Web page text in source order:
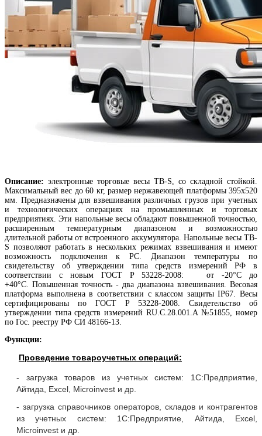
Описание: электронные торговые весы TB-S, со складной стойкой.
Максимальный вес до 60 кг, размер нержавеющей платформы 395х520
мм. Предназначены для взвешивания различных грузов при учетных
и технологических операциях на промышленных и торговых
предприятиях. Эти напольные весы обладают повышенной точностью,
расширенным температурным диапазоном и возможностью
длительной работы от встроенного аккумулятора. Напольные весы TB-
S позволяют работать в нескольких режимах взвешивания и имеют
возможность подключения к РС. Диапазон температуры по
свидетельству об утверждении типа средств измерений РФ в
соответствии с новым ГОСТ P 53228-2008: от -20°С до
+40°С. Повышенная точность - два диапазона взвешивания. Весовая
платформа выполнена в соответствии с классом защиты IP67. Весы
сертифицированы по ГОСТ P 53228-2008. Свидетельство об
утверждении типа средств измерений RU.C.28.001.A №51855, номер
по Гос. реестру РФ СИ 48166-13.
Функции:
Проведение товароучетных операций:
- загрузка товаров из учетных систем: 1С:Предприятие,
Айтида, Excel, Microinvest и др.
- загрузка справочников операторов, складов и контрагентов
из учетных систем: 1С:Предприятие, Айтида, Excel,
Microinvest и др.